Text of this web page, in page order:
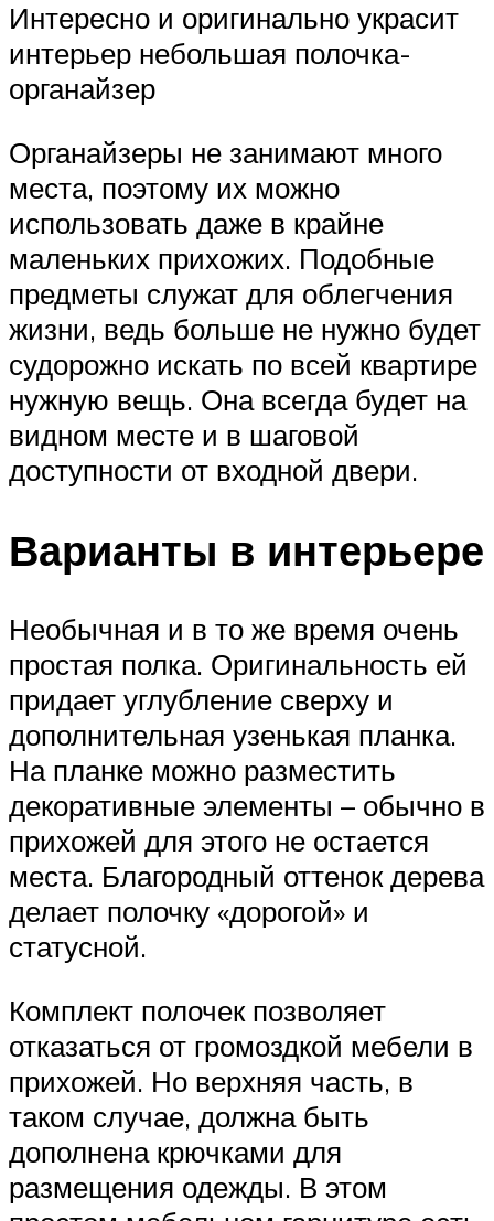
Интересно и оригинально украсит
интерьер небольшая полочка-
органайзер
Органайзеры не занимают много
места, поэтому их можно
использовать даже в крайне
маленьких прихожих. Подобные
предметы служат для облегчения
жизни, ведь больше не нужно будет
судорожно искать по всей квартире
нужную вещь. Она всегда будет на
видном месте и в шаговой
доступности от входной двери.
Варианты в интерьере
Необычная и в то же время очень
простая полка. Оригинальность ей
придает углубление сверху и
дополнительная узенькая планка.
На планке можно разместить
декоративные элементы – обычно в
прихожей для этого не остается
места. Благородный оттенок дерева
делает полочку «дорогой» и
статусной.
Комплект полочек позволяет
отказаться от громоздкой мебели в
прихожей. Но верхняя часть, в
таком случае, должна быть
дополнена крючками для
размещения одежды. В этом